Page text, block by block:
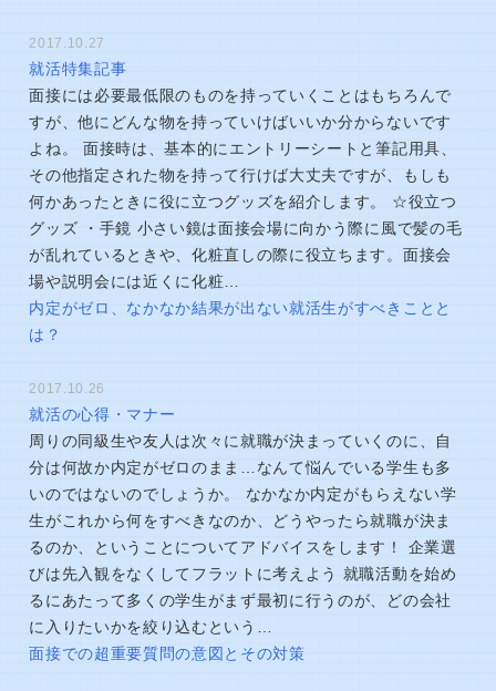
2017.10.27
就活特集記事
面接には必要最低限のものを持っていくことはもちろんで
すが、他にどんな物を持っていけばいいか分からないです
よね。 面接時は、基本的にエントリーシートと筆記用具、
その他指定された物を持って行けば大丈夫ですが、もしも
何かあったときに役に立つグッズを紹介します。 ☆役立つ
グッズ ・手鏡 小さい鏡は面接会場に向かう際に風で髪の毛
が乱れているときや、化粧直しの際に役立ちます。面接会
場や説明会には近くに化粧…
内定がゼロ、なかなか結果が出ない就活生がすべきことと
は？
2017.10.26
就活の心得・マナー
周りの同級生や友人は次々に就職が決まっていくのに、自
分は何故か内定がゼロのまま…なんて悩んでいる学生も多
いのではないのでしょうか。 なかなか内定がもらえない学
生がこれから何をすべきなのか、どうやったら就職が決ま
るのか、ということについてアドバイスをします！ 企業選
びは先入観をなくしてフラットに考えよう 就職活動を始め
るにあたって多くの学生がまず最初に行うのが、どの会社
に入りたいかを絞り込むという…
面接での超重要質問の意図とその対策